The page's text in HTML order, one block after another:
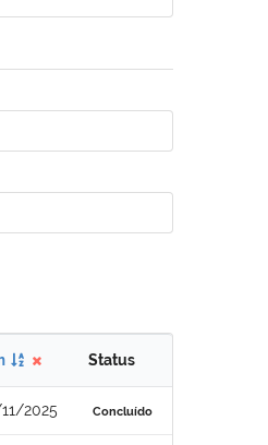
Status
2025 Concluído